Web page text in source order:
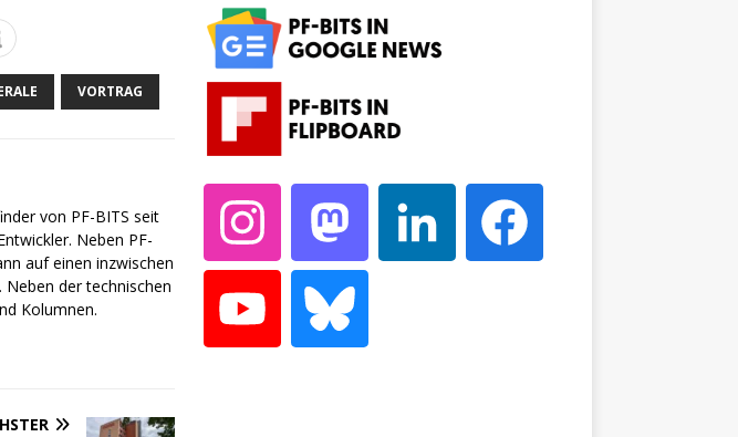
VORTRAG
von PF-BITS seit
Neben PF-
auf einen inzwischen
der technischen
Kolumnen.